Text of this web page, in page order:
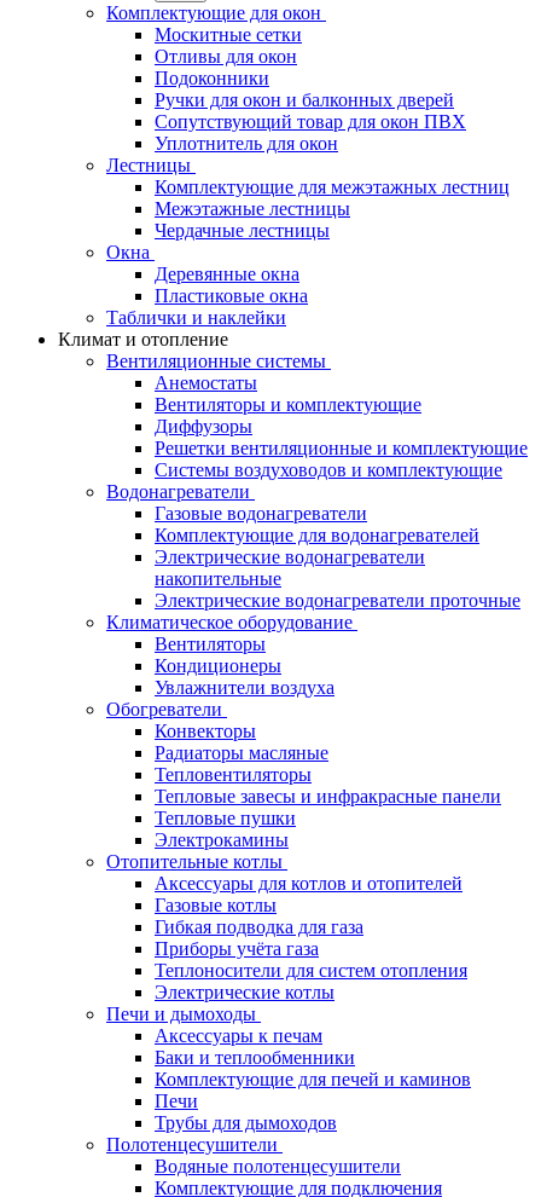
Комплектующие для окон
Москитные сетки
Отливы для окон
Подоконники
Ручки для окон и балконных дверей
Сопутствующий товар для окон ПВХ
Уплотнитель для окон
Лестницы
Комплектующие для межэтажных лестниц
Межэтажные лестницы
Чердачные лестницы
Окна
Деревянные окна
Пластиковые окна
Таблички и наклейки
Климат и отопление
Вентиляционные системы
Анемостаты
Вентиляторы и комплектующие
Диффузоры
Решетки вентиляционные и комплектующие
Системы воздуховодов и комплектующие
Водонагреватели
Газовые водонагреватели
Комплектующие для водонагревателей
Электрические водонагреватели
накопительные
Электрические водонагреватели проточные
Климатическое оборудование
Вентиляторы
Кондиционеры
Увлажнители воздуха
Обогреватели
Конвекторы
Радиаторы масляные
Тепловентиляторы
Тепловые завесы и инфракрасные панели
Тепловые пушки
Электрокамины
Отопительные котлы
Аксессуары для котлов и отопителей
Газовые котлы
Гибкая подводка для газа
Приборы учёта газа
Теплоносители для систем отопления
Электрические котлы
Печи и дымоходы
Аксессуары к печам
Баки и теплообменники
Комплектующие для печей и каминов
Печи
Трубы для дымоходов
Полотенцесушители
Водяные полотенцесушители
Комплектующие для подключения